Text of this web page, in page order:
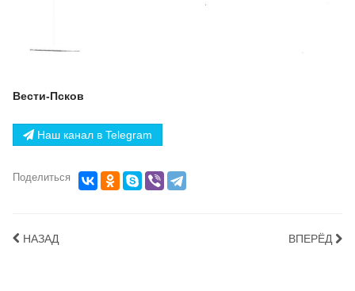
Вести-Псков
Наш канал в Telegram
Поделиться
НАЗАД ВПЕРЁД